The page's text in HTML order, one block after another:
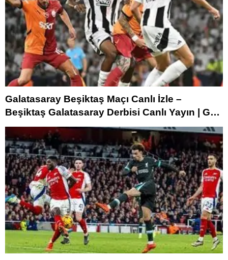
Galatasaray Beşiktaş Maçı Canlı İzle –
Beşiktaş Galatasaray Derbisi Canlı Yayın | GS
BJK maçı beIN Sports 1 ve TOD şifresiz canlı
izleme linki canlı anlatım